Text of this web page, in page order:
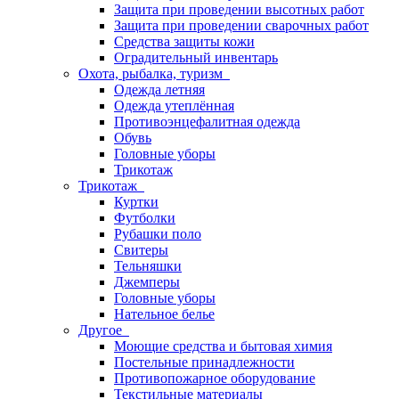
Защита при проведении высотных работ
Защита при проведении сварочных работ
Средства защиты кожи
Оградительный инвентарь
Охота, рыбалка, туризм
Одежда летняя
Одежда утеплённая
Противоэнцефалитная одежда
Обувь
Головные уборы
Трикотаж
Трикотаж
Куртки
Футболки
Рубашки поло
Свитеры
Тельняшки
Джемперы
Головные уборы
Нательное белье
Другое
Моющие средства и бытовая химия
Постельные принадлежности
Противопожарное оборудование
Текстильные материалы